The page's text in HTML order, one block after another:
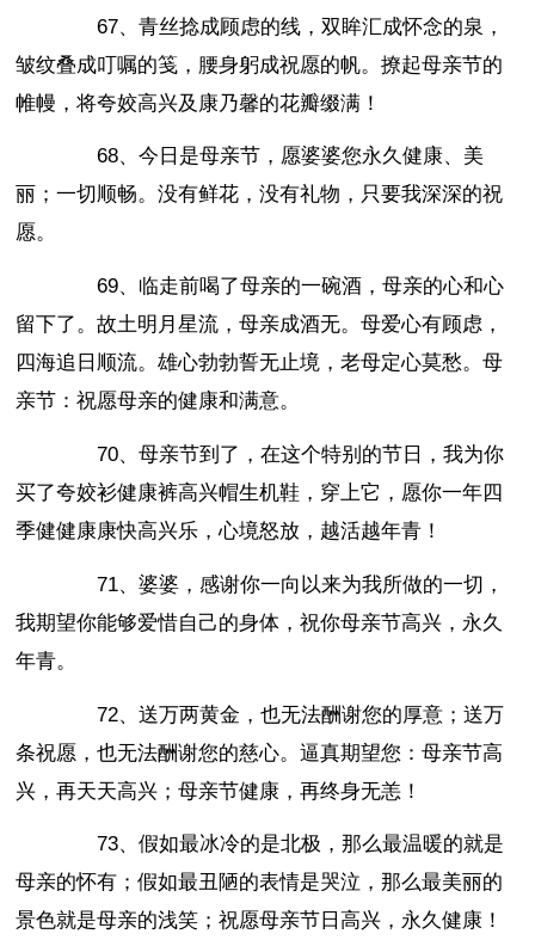
67、青丝捻成顾虑的线，双眸汇成怀念的泉，
皱纹叠成叮嘱的笺，腰身躬成祝愿的帆。撩起母亲节的
帷幔，将夸姣高兴及康乃馨的花瓣缀满！
68、今日是母亲节，愿婆婆您永久健康、美
丽；一切顺畅。没有鲜花，没有礼物，只要我深深的祝
愿。
69、临走前喝了母亲的一碗酒，母亲的心和心
留下了。故土明月星流，母亲成酒无。母爱心有顾虑，
四海追日顺流。雄心勃勃誓无止境，老母定心莫愁。母
亲节：祝愿母亲的健康和满意。
70、母亲节到了，在这个特别的节日，我为你
买了夸姣衫健康裤高兴帽生机鞋，穿上它，愿你一年四
季健健康康快高兴乐，心境怒放，越活越年青！
71、婆婆，感谢你一向以来为我所做的一切，
我期望你能够爱惜自己的身体，祝你母亲节高兴，永久
年青。
72、送万两黄金，也无法酬谢您的厚意；送万
条祝愿，也无法酬谢您的慈心。逼真期望您：母亲节高
兴，再天天高兴；母亲节健康，再终身无恙！
73、假如最冰冷的是北极，那么最温暖的就是
母亲的怀有；假如最丑陋的表情是哭泣，那么最美丽的
景色就是母亲的浅笑；祝愿母亲节日高兴，永久健康！